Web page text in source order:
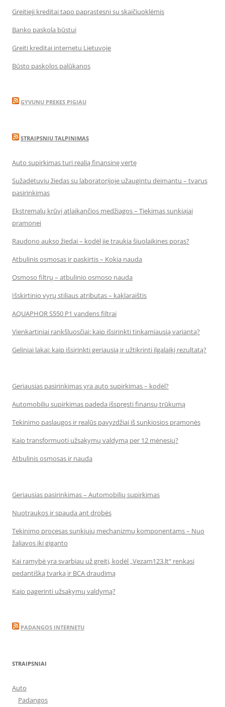
Greitieji kreditai tapo paprastesni su skaičiuoklėmis
Banko paskola būstui
Greiti kreditai internetu Lietuvoje
Būsto paskolos palūkanos
GYVUNU PREKES PIGIAU
STRAIPSNIU TALPINIMAS
Auto supirkimas turi realią finansinę vertę
Sužadėtuvių žiedas su laboratorijoje užaugintu deimantu – tvarus
pasirinkimas
Ekstremalų krūvį atlaikančios medžiagos – Tiekimas sunkiajai
pramonei
Raudono aukso žiedai – kodėl jie traukia šiuolaikines poras?
Atbulinis osmosas ir paskirtis – Kokia nauda
Osmoso filtrų – atbulinio osmoso nauda
Išskirtinio vyrų stiliaus atributas – kaklaraištis
AQUAPHOR S550 P1 vandens filtrai
Vienkartiniai rankšluosčiai: kaip išsirinkti tinkamiausią variantą?
Geliniai lakai: kaip išsirinkti geriausią ir užtikrinti ilgalaikį rezultatą?
Geriausias pasirinkimas yra auto supirkimas – kodėl?
Automobilių supirkimas padeda išspręsti finansų trūkumą
Tekinimo paslaugos ir realūs pavyzdžiai iš sunkiosios pramonės
Kaip transformuoti užsakymų valdymą per 12 mėnesių?
Atbulinis osmosas ir nauda
Geriausias pasirinkimas – Automobilių supirkimas
Nuotraukos ir spauda ant drobės
Tekinimo procesas sunkiųjų mechanizmų komponentams – Nuo
žaliavos iki giganto
Kai ramybė yra svarbiau už greitį, kodėl „Vezam123.lt“ renkasi
pedantišką tvarką ir BCA draudimą
Kaip pagerinti užsakymų valdymą?
PADANGOS INTERNETU
STRAIPSNIAI
Auto
Padangos